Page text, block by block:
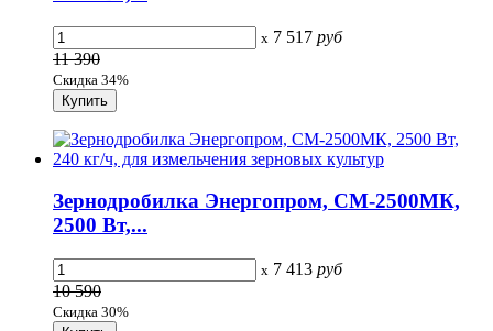
x 7 517 руб
11 390
Скидка 34%
Зернодробилка Энергопром, CM-2500МК,
2500 Вт,...
x 7 413 руб
10 590
Скидка 30%